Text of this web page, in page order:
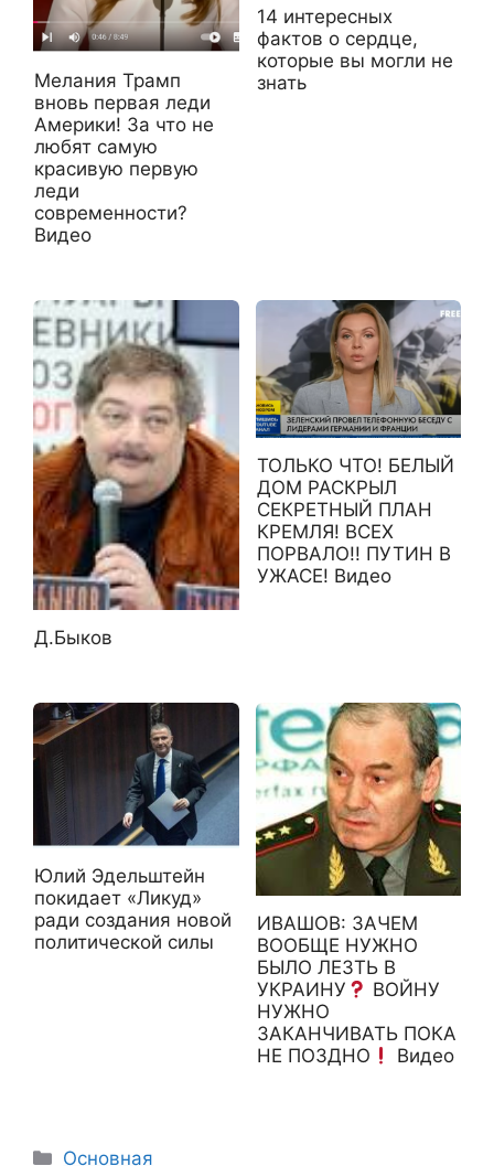
Мелания Трамп
вновь первая леди
Америки! За что не
любят самую
красивую первую
леди
современности?
Видео
14 интересных
фактов о сердце,
которые вы могли не
знать
Д.Быков
ТОЛЬКО ЧТО! БЕЛЫЙ
ДОМ РАСКРЫЛ
СЕКРЕТНЫЙ ПЛАН
КРЕМЛЯ! ВСЕХ
ПОРВАЛО!! ПУТИН В
УЖАСЕ! Видео
Юлий Эдельштейн
покидает «Ликуд»
ради создания новой
политической силы
ИВАШОВ: ЗАЧЕМ
ВООБЩЕ НУЖНО
БЫЛО ЛЕЗТЬ В
УКРАИНУ
ВОЙНУ
НУЖНО
ЗАКАНЧИВАТЬ ПОКА
НЕ ПОЗДНО
Видео
Рубрики
Основная